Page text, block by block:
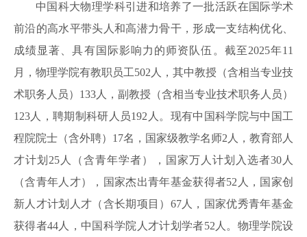
中国科大物理学科引进和培养了一批活跃在国际学术
前沿的高水平带头人和高潜力骨干，形成一支结构优化、
成绩显著、具有国际影响力的师资队伍。 截至2025年11
月，物理学院有教职员工502人，其中教授（含相当专业技
术职务人员）133人，副教授（含相当专业技术职务人员）
123人，聘期制科研人员192人。现有中国科学院与中国工
程院院士（含外聘）17名，国家级教学名师2人，教育部人
才计划25人（含青年学者），国家万人计划入选者30人
（含青年人才），国家杰出青年基金获得者52人，国家创
新人才计划人才（含长期项目）67人，国家优秀青年基金
获得者44人，中国科学院人才计划学者52人。 物理学院设